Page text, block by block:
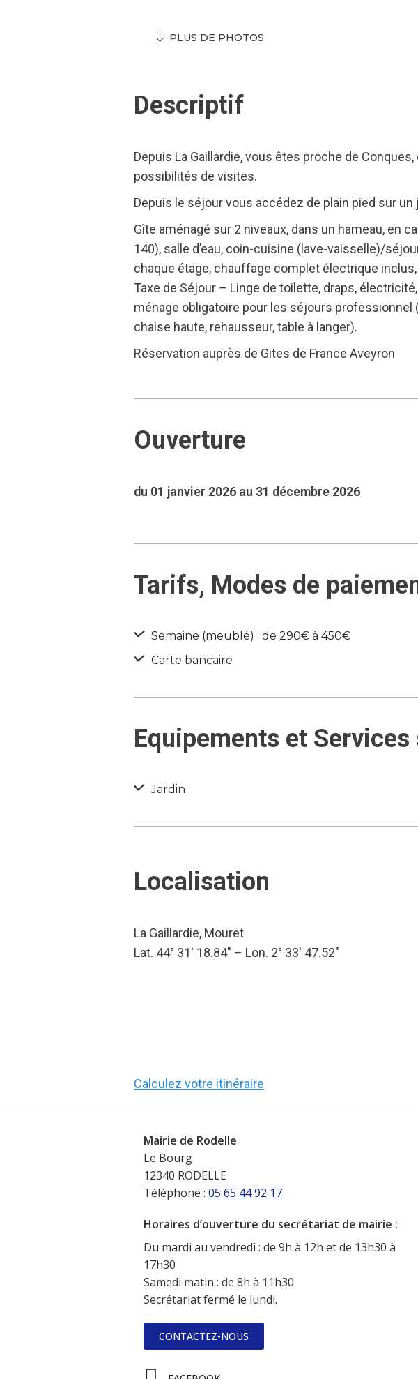
PLUS DE PHOTOS
Descriptif
Depuis La Gaillardie, vous êtes proche de
possibilités de visites.
Depuis le séjour vous accédez de plain pied sur
Gîte aménagé sur 2 niveaux, dans un hameau, en
140), salle d’eau, coin-cuisine (lave-vaisselle)/
chaque étage, chauffage complet électrique
Taxe de Séjour – Linge de toilette, draps,
ménage obligatoire pour les séjours professionnel
chaise haute, rehausseur, table à langer).
Réservation auprès de Gites de France Aveyron
Ouverture
du 01 janvier 2026 au 31 décembre 2026
Tarifs, Modes de
Semaine (meublé) : de 290€ à 450€
Carte bancaire
Equipements et Services
Jardin
Localisation
La Gaillardie, Mouret
Lat. 44° 31′ 18.84″ – Lon. 2° 33′ 47.52″
Calculez votre itinéraire
Mairie de Rodelle
Le Bourg
12340 RODELLE
Téléphone : 05 65 44 92 17
Horaires d’ouverture du secrétariat de mairie :
Du mardi au vendredi : de 9h à 12h et de 13h30 à
17h30
Samedi matin : de 8h à 11h30
Secrétariat fermé le lundi.
CONTACTEZ-NOUS